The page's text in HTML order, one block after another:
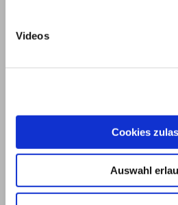
Videos
Cookies
Auswahl
© 2026
Impressum und